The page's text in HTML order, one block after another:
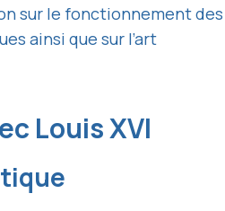
sur le fonctionnement des
ainsi que sur l’art
Louis XVI